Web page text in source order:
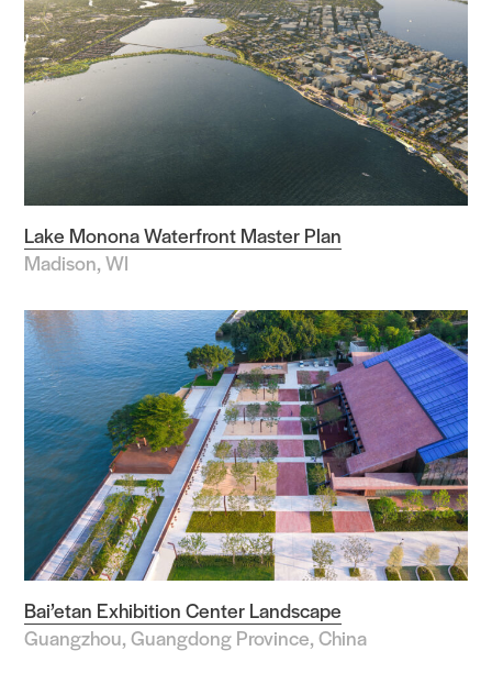
Lake Monona Waterfront Master Plan
Madison, WI
Bai’etan Exhibition Center Landscape
Guangzhou, Guangdong Province, China